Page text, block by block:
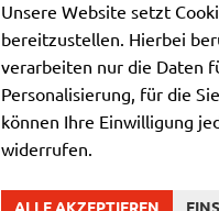
Unsere Website setzt
bereitzustellen. Hierbei
verarbeiten nur die Daten
Personalisierung, für die
können Ihre Einwilligung
widerrufen.
ALLE AKZEPTIEREN